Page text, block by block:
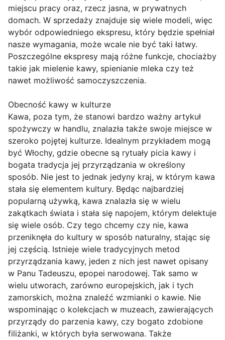
miejscu pracy oraz, rzecz jasna, w prywatnych
domach. W sprzedaży znajduje się wiele modeli, więc
wybór odpowiedniego ekspresu, który będzie spełniał
nasze wymagania, może wcale nie być taki łatwy.
Poszczególne ekspresy mają różne funkcje, chociażby
takie jak mielenie kawy, spienianie mleka czy też
nawet możliwość samoczyszczenia.
Obecność kawy w kulturze
Kawa, poza tym, że stanowi bardzo ważny artykuł
spożywczy w handlu, znalazła także swoje miejsce w
szeroko pojętej kulturze. Idealnym przykładem mogą
być Włochy, gdzie obecne są rytuały picia kawy i
bogata tradycja jej przyrządzania w określony
sposób. Nie jest to jednak jedyny kraj, w którym kawa
stała się elementem kultury. Będąc najbardziej
popularną używką, kawa znalazła się w wielu
zakątkach świata i stała się napojem, którym delektuje
się wiele osób. Czy tego chcemy czy nie, kawa
przeniknęła do kultury w sposób naturalny, stając się
jej częścią. Istnieje wiele tradycyjnych metod
przyrządzania kawy, jeden z nich jest nawet opisany
w Panu Tadeuszu, epopei narodowej. Tak samo w
wielu utworach, zarówno europejskich, jak i tych
zamorskich, można znaleźć wzmianki o kawie. Nie
wspominając o kolekcjach w muzeach, zawierających
przyrządy do parzenia kawy, czy bogato zdobione
filiżanki, w których była serwowana. Także